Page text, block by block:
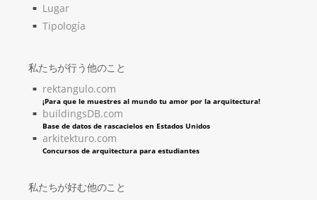
Lugar
Tipología
私たちが行う他のこと
rektangulo.com
¡Para que le muestres al mundo tu amor por la arquitectura!
buildingsDB.com
Base de datos de rascacielos en Estados Unidos
arkitekturo.com
Concursos de arquitectura para estudiantes
私たちが好む他のこと